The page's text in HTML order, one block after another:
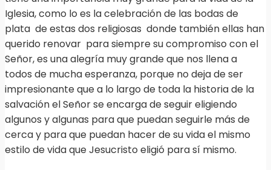
Iglesia, como lo es la celebración de las bodas de
plata de estas dos religiosas donde también ellas han
querido renovar para siempre su compromiso con el
Señor, es una alegría muy grande que nos llena a
todos de mucha esperanza, porque no deja de ser
impresionante que a lo largo de toda la historia de la
salvación el Señor se encarga de seguir eligiendo
algunos y algunas para que puedan seguirle más de
cerca y para que puedan hacer de su vida el mismo
estilo de vida que Jesucristo eligió para sí mismo.